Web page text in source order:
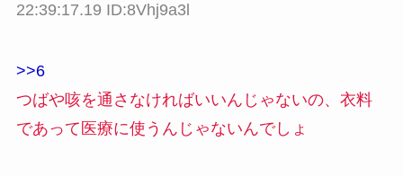
22:39:17.19 ID:8Vhj9a3l
>>6
つばや咳を通さなければいいんじゃないの、衣料
であって医療に使うんじゃないんでしょ